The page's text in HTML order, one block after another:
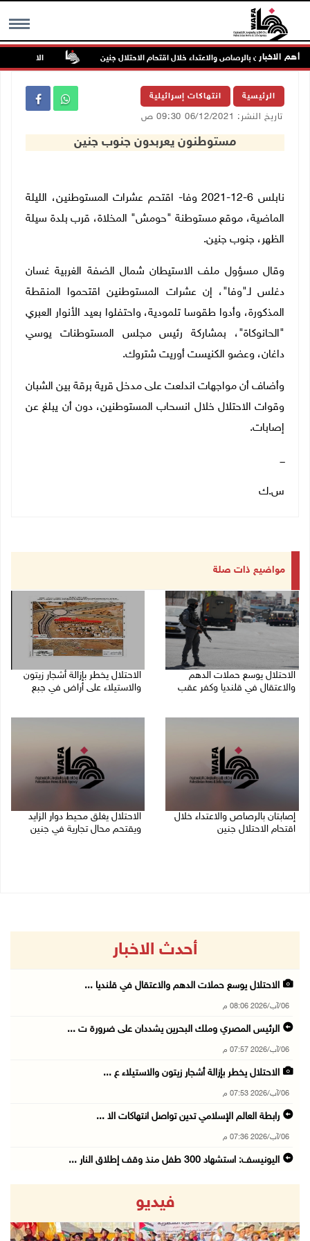
MENU أهم الاخبار
إصابتان بالرصاص والاعتداء خلال اقتحام الاحتلال جنين الاحتلال يخطر
الرئيسية انتهاكات إسرائيلية
تاريخ النشر: 06/12/2021 09:30 ص
مستوطنون يعربدون جنوب جنين
نابلس 6-12-2021 وفا- اقتحم عشرات المستوطنين، الليلة
الماضية، موقع مستوطنة "حومش" المخلاة، قرب بلدة سيلة
الظهر، جنوب جنين.
وقال مسؤول ملف الاستيطان شمال الضفة الغربية غسان
دغلس لـ"وفا"، إن عشرات المستوطنين اقتحموا المنقطة
المذكورة، وأدوا طقوسا تلمودية، واحتفلوا بعيد الأنوار العبري
"الحانوكاة"، بمشاركة رئيس مجلس المستوطنات يوسي
داغان، وعضو الكنيست أوريت شتروك.
وأضاف أن مواجهات اندلعت على مدخل قرية برقة بين الشبان
وقوات الاحتلال خلال انسحاب المستوطنين، دون أن يبلغ عن
إصابات.
ـــ
س.ك
مواضيع ذات صلة
الاحتلال يوسع حملات الدهم
والاعتقال في قلنديا وكفر عقب
الاحتلال يخطر بإزالة أشجار زيتون
والاستيلاء على أراض في جبع
إصابتان بالرصاص والاعتداء خلال
اقتحام الاحتلال جنين
الاحتلال يغلق محيط دوار الزايد
ويقتحم محال تجارية في جنين
أحدث الاخبار
الاحتلال يوسع حملات الدهم والاعتقال في قلنديا ...
06/آب/2026 08:06 م
الرئيس المصري وملك البحرين يشددان على ضرورة ت ...
06/آب/2026 07:57 م
الاحتلال يخطر بإزالة أشجار زيتون والاستيلاء ع ...
06/آب/2026 07:53 م
رابطة العالم الإسلامي تدين تواصل انتهاكات الا ...
06/آب/2026 07:36 م
اليونيسف: استشهاد 300 طفل منذ وقف إطلاق النار ...
الاحتلال يدمّر بيت الزوجية قبل ساعات من الزفا ...
06/آب/2026 07:27 م
فيديو